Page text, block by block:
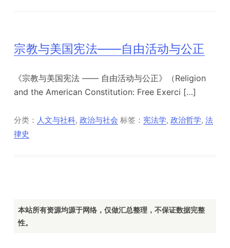
宗教与美国宪法——自由活动与公正
《宗教与美国宪法 —— 自由活动与公正》（Religion
and the American Constitution: Free Exerci […]
分类： 人文与社科,政治与社会 标签： 宪法学,政治哲学,法
律史
本站所有资源均源于网络，仅做汇总整理，不保证数据完整
性。